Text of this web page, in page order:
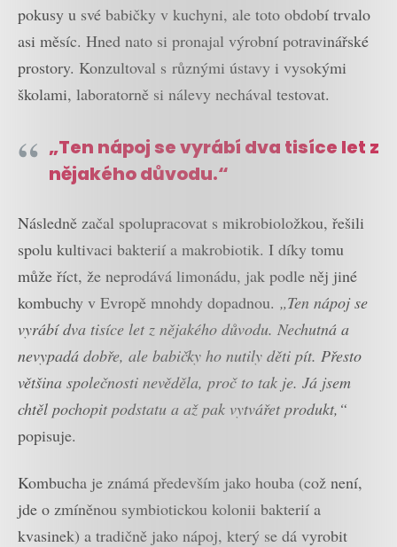
pokusy u své babičky v kuchyni, ale toto období trvalo
asi měsíc. Hned nato si pronajal výrobní potravinářské
prostory. Konzultoval s různými ústavy i vysokými
školami, laboratorně si nálevy nechával testovat.
„Ten nápoj se vyrábí dva tisíce let z
nějakého důvodu.“
Následně začal spolupracovat s mikrobioložkou, řešili
spolu kultivaci bakterií a makrobiotik. I díky tomu
může říct, že neprodává limonádu, jak podle něj jiné
kombuchy v Evropě mnohdy dopadnou. „Ten nápoj se
vyrábí dva tisíce let z nějakého důvodu. Nechutná a
nevypadá dobře, ale babičky ho nutily děti pít. Přesto
většina společnosti nevěděla, proč to tak je. Já jsem
chtěl pochopit podstatu a až pak vytvářet produkt,“
popisuje.
Kombucha je známá především jako houba (což není,
jde o zmíněnou symbiotickou kolonii bakterií a
kvasinek) a tradičně jako nápoj, který se dá vyrobit